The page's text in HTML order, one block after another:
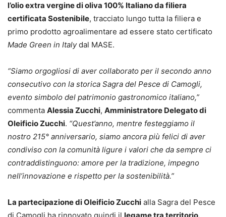
l’olio extra vergine di oliva 100% Italiano da filiera
certificata Sostenibile, tracciato lungo tutta la filiera e
primo prodotto agroalimentare ad essere stato certificato
Made Green in Italydal MASE.
“Siamo orgogliosi di aver collaborato per il secondo anno
consecutivo con la storica Sagra del Pesce di Camogli,
evento simbolo del patrimonio gastronomico italiano,”
commenta Alessia Zucchi, Amministratore Delegato di
Oleificio Zucchi. “Quest’anno, mentre festeggiamo il
nostro 215° anniversario, siamo ancora più felici di aver
condiviso con la comunità ligure i valori che da sempre ci
contraddistinguono: amore per la tradizione, impegno
nell’innovazione e rispetto per la sostenibilità.”
La partecipazione di Oleificio Zucchi alla Sagra del Pesce